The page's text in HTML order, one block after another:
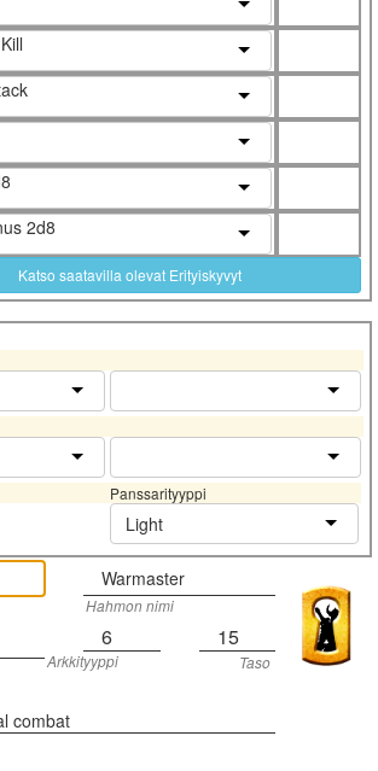
2d8
Katso saatavilla olevat Erityiskyvyt
Panssarityyppi
Light
Warmaster
Hahmon nimi
6 15
Arkkityyppi
Taso
combat